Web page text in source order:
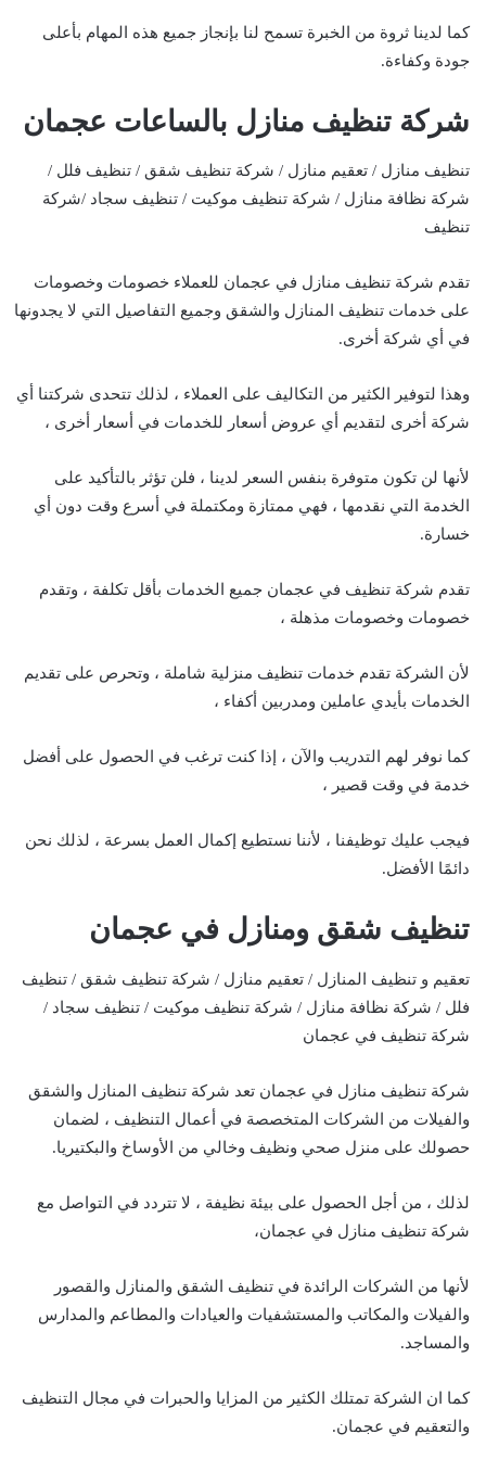
كما لدينا ثروة من الخبرة تسمح لنا بإنجاز جميع هذه المهام بأعلى
جودة وكفاءة.
شركة تنظيف منازل بالساعات عجمان
تنظيف منازل / تعقيم منازل / شركة تنظيف شقق / تنظيف فلل /
شركة نظافة منازل / شركة تنظيف موكيت / تنظيف سجاد /شركة
تنظيف
تقدم شركة تنظيف منازل في عجمان للعملاء خصومات وخصومات
على خدمات تنظيف المنازل والشقق وجميع التفاصيل التي لا يجدونها
في أي شركة أخرى.
وهذا لتوفير الكثير من التكاليف على العملاء ، لذلك تتحدى شركتنا أي
شركة أخرى لتقديم أي عروض أسعار للخدمات في أسعار أخرى ،
لأنها لن تكون متوفرة بنفس السعر لدينا ، فلن تؤثر بالتأكيد على
الخدمة التي نقدمها ، فهي ممتازة ومكتملة في أسرع وقت دون أي
خسارة.
تقدم شركة تنظيف في عجمان جميع الخدمات بأقل تكلفة ، وتقدم
خصومات وخصومات مذهلة ،
لأن الشركة تقدم خدمات تنظيف منزلية شاملة ، وتحرص على تقديم
الخدمات بأيدي عاملين ومدربين أكفاء ،
كما نوفر لهم التدريب والآن ، إذا كنت ترغب في الحصول على أفضل
خدمة في وقت قصير ،
فيجب عليك توظيفنا ، لأننا نستطيع إكمال العمل بسرعة ، لذلك نحن
دائمًا الأفضل.
تنظيف شقق ومنازل في عجمان
تعقيم و تنظيف المنازل / تعقيم منازل / شركة تنظيف شقق / تنظيف
فلل / شركة نظافة منازل / شركة تنظيف موكيت / تنظيف سجاد /
شركة تنظيف في عجمان
شركة تنظيف منازل في عجمان تعد شركة تنظيف المنازل والشقق
والفيلات من الشركات المتخصصة في أعمال التنظيف ، لضمان
حصولك على منزل صحي ونظيف وخالي من الأوساخ والبكتيريا.
لذلك ، من أجل الحصول على بيئة نظيفة ، لا تتردد في التواصل مع
شركة تنظيف منازل في عجمان،
لأنها من الشركات الرائدة في تنظيف الشقق والمنازل والقصور
والفيلات والمكاتب والمستشفيات والعيادات والمطاعم والمدارس
والمساجد.
كما ان الشركة تمتلك الكثير من المزايا والحبرات في مجال التنظيف
والتعقيم في عجمان.